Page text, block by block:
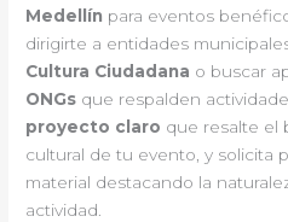
Medellín para eventos
dirigirte a entidades
Cultura Ciudadana o buscar
ONGs que respalden
proyecto claro que resalte el
cultural de tu evento, y solicita
material destacando la
actividad.